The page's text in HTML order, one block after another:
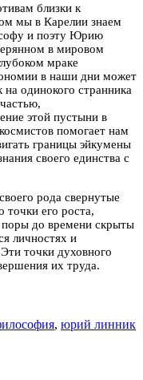
близки к
мы в Карелии знаем
и поэту Юрию
в мировом
мраке
в наши дни может
на одинокого странника
этой пустыни в
помогает нам
границы эйкумены
своего единства с
рода свернутые
точки его роста,
поры до времени скрыты
личностях и
точки духовного
их труда.
, юрий линник